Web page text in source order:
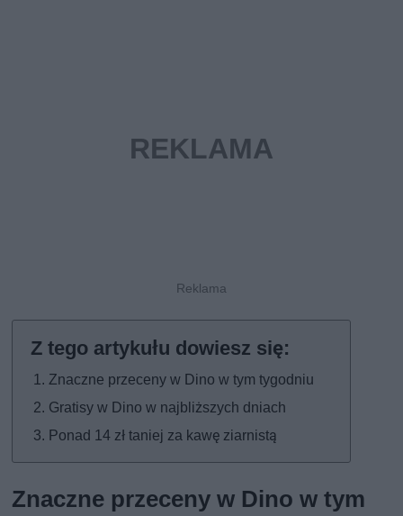
Znaczne przeceny w Dino w tym tygodniu
Gratisy w Dino w najbliższych dniach
Ponad 14 zł taniej za kawę ziarnistą
Znaczne przeceny w Dino w tym